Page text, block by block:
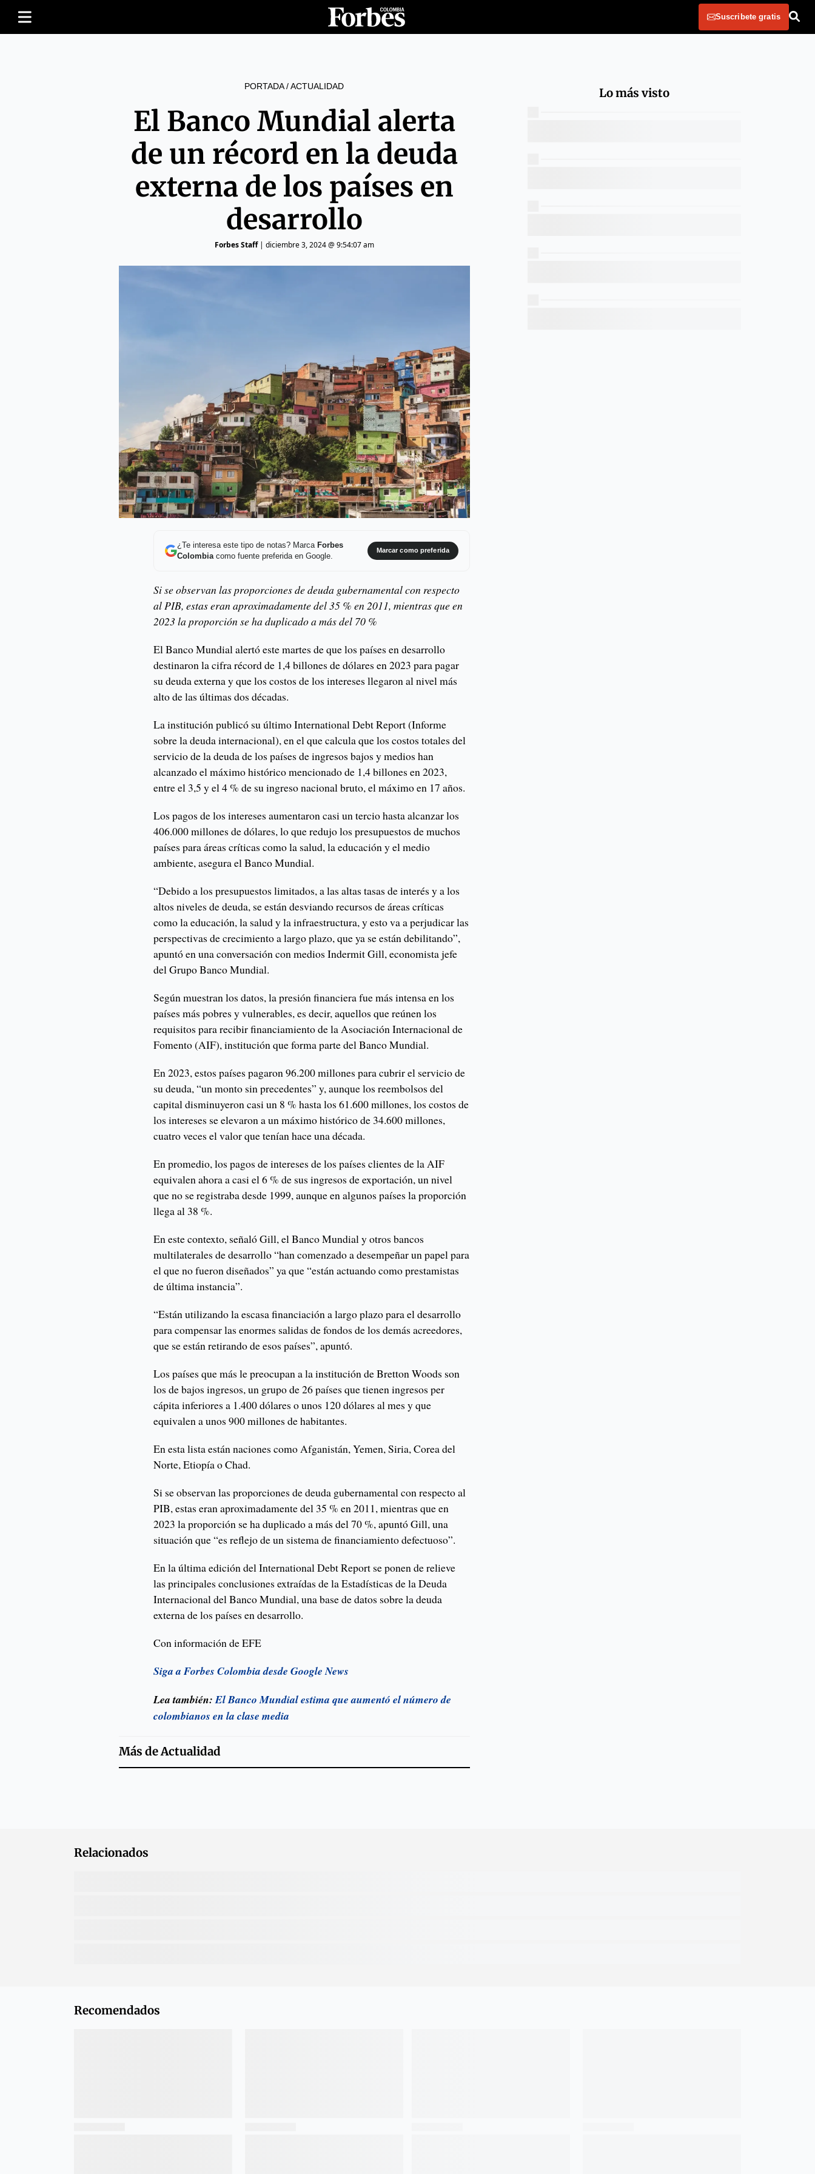
Suscribete gratis
PORTADA/ACTUALIDAD
El Banco Mundial alerta
de un récord en la deuda
externa de los países en
desarrollo
Forbes Staff| diciembre 3, 2024 @ 9:54:07 am
¿Te interesa este tipo de notas? Marca Forbes
Colombiacomo fuente preferida en Google.
Marcar como preferida
Si se observan las proporciones de deuda gubernamental con respecto
al PIB, estas eran aproximadamente del 35 % en 2011, mientras que en
2023 la proporción se ha duplicado a más del 70 %
El Banco Mundial alertó este martes de que los países en desarrollo
destinaron la cifra récord de 1,4 billones de dólares en 2023 para pagar
su deuda externa y que los costos de los intereses llegaron al nivel más
alto de las últimas dos décadas.
La institución publicó su último International Debt Report (Informe
sobre la deuda internacional), en el que calcula que los costos totales del
servicio de la deuda de los países de ingresos bajos y medios han
alcanzado el máximo histórico mencionado de 1,4 billones en 2023,
entre el 3,5 y el 4 % de su ingreso nacional bruto, el máximo en 17 años.
Los pagos de los intereses aumentaron casi un tercio hasta alcanzar los
406.000 millones de dólares, lo que redujo los presupuestos de muchos
países para áreas críticas como la salud, la educación y el medio
ambiente, asegura el Banco Mundial.
“Debido a los presupuestos limitados, a las altas tasas de interés y a los
altos niveles de deuda, se están desviando recursos de áreas críticas
como la educación, la salud y la infraestructura, y esto va a perjudicar las
perspectivas de crecimiento a largo plazo, que ya se están debilitando”,
apuntó en una conversación con medios Indermit Gill, economista jefe
del Grupo Banco Mundial.
Según muestran los datos, la presión financiera fue más intensa en los
países más pobres y vulnerables, es decir, aquellos que reúnen los
requisitos para recibir financiamiento de la Asociación Internacional de
Fomento (AIF), institución que forma parte del Banco Mundial.
En 2023, estos países pagaron 96.200 millones para cubrir el servicio de
su deuda, “un monto sin precedentes” y, aunque los reembolsos del
capital disminuyeron casi un 8 % hasta los 61.600 millones, los costos de
los intereses se elevaron a un máximo histórico de 34.600 millones,
cuatro veces el valor que tenían hace una década.
En promedio, los pagos de intereses de los países clientes de la AIF
equivalen ahora a casi el 6 % de sus ingresos de exportación, un nivel
que no se registraba desde 1999, aunque en algunos países la proporción
llega al 38 %.
En este contexto, señaló Gill, el Banco Mundial y otros bancos
multilaterales de desarrollo “han comenzado a desempeñar un papel para
el que no fueron diseñados” ya que “están actuando como prestamistas
de última instancia”.
“Están utilizando la escasa financiación a largo plazo para el desarrollo
para compensar las enormes salidas de fondos de los demás acreedores,
que se están retirando de esos países”, apuntó.
Los países que más le preocupan a la institución de Bretton Woods son
los de bajos ingresos, un grupo de 26 países que tienen ingresos per
cápita inferiores a 1.400 dólares o unos 120 dólares al mes y que
equivalen a unos 900 millones de habitantes.
En esta lista están naciones como Afganistán, Yemen, Siria, Corea del
Norte, Etiopía o Chad.
Si se observan las proporciones de deuda gubernamental con respecto al
PIB, estas eran aproximadamente del 35 % en 2011, mientras que en
2023 la proporción se ha duplicado a más del 70 %, apuntó Gill, una
situación que “es reflejo de un sistema de financiamiento defectuoso”.
En la última edición del International Debt Report se ponen de relieve
las principales conclusiones extraídas de la Estadísticas de la Deuda
Internacional del Banco Mundial, una base de datos sobre la deuda
externa de los países en desarrollo.
Con información de EFE
Siga a Forbes Colombia desde Google News
Lea también:El Banco Mundial estima que aumentó el número de
colombianos en la clase media
Más deActualidad
Lo más visto
Relacionados
Recomendados